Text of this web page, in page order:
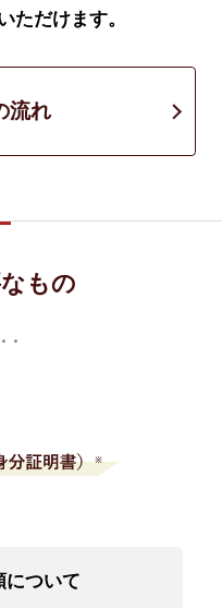
ただけます。
流れ
もの
ついて